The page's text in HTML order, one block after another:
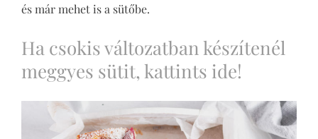
és már mehet is a sütőbe.
Ha csokis változatban készítenél
meggyes sütit, kattints ide!